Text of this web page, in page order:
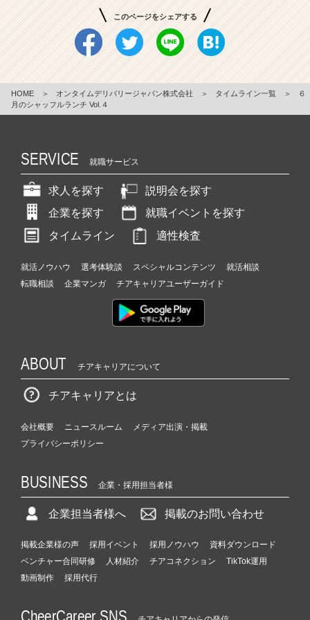
このページをシェアする
HOME ＞ オンタイムデリバリージャパン株式会社 ＞ タイムライン一覧 ＞
６
月のシャッフルランチ Vol.４
SERVICE 就職サービス
求人を探す
説明会を探す
企業を探す
就職イベントを探す
タイムライン
適性検査
就活ノウハウ 選考体験談 スペシャルコンテンツ
就活相談
転職相談
企業マンガ チアキャリアユーザーガイド
ABOUT チアキャリアについて
チアキャリアとは
会社概要 ニュースルーム
メディア出演・掲載
プライバシーポリシー
BUSINESS 企業・採用担当者様
企業担当者様へ 掲載のお問い合わせ
掲載企業様の声 採用イベント 採用ノウハウ
資料ダウンロード
ベンチャー合同研修
人材紹介 チアコネクション
TikTok運用
動画制作
採用代行